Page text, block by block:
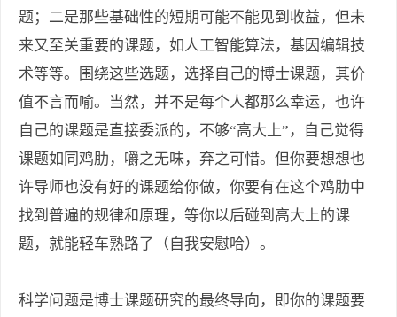
题；二是那些基础性的短期可能不能见到收益，但未
来又至关重要的课题，如人工智能算法，基因编辑技
术等等。围绕这些选题，选择自己的博士课题，其价
值不言而喻。当然，并不是每个人都那么幸运，也许
自己的课题是直接委派的，不够“高大上”，自己觉得
课题如同鸡肋，嚼之无味，弃之可惜。但你要想想也
许导师也没有好的课题给你做，你要有在这个鸡肋中
找到普遍的规律和原理，等你以后碰到高大上的课
题，就能轻车熟路了（自我安慰哈）。
科学问题是博士课题研究的最终导向，即你的课题要